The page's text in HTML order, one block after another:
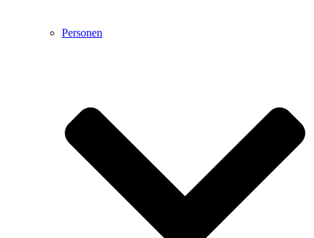
Personen